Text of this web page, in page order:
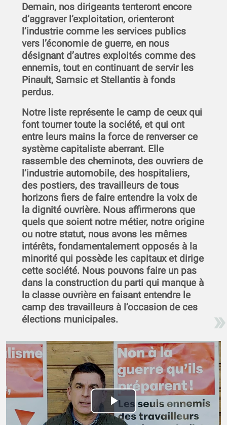
Demain, nos dirigeants tenteront encore
d’aggraver l’exploitation, orienteront
l’industrie comme les services publics
vers l’économie de guerre, en nous
désignant d’autres exploités comme des
ennemis, tout en continuant de servir les
Pinault, Samsic et Stellantis à fonds
perdus.
Notre liste représente le camp de ceux qui
font tourner toute la société, et qui ont
entre leurs mains la force de renverser ce
système capitaliste aberrant. Elle
rassemble des cheminots, des ouvriers de
l’industrie automobile, des hospitaliers,
des postiers, des travailleurs de tous
horizons fiers de faire entendre la voix de
la dignité ouvrière. Nous affirmerons que
quels que soient notre métier, notre origine
ou notre statut, nous avons les mêmes
intérêts, fondamentalement opposés à la
minorité qui possède les capitaux et dirige
cette société. Nous pouvons faire un pas
dans la construction du parti qui manque à
la classe ouvrière en faisant entendre le
camp des travailleurs à l’occasion de ces
élections municipales.
Play